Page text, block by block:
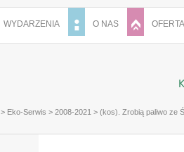
WYDARZENIA O NAS OFERTA
> Eko-Serwis > 2008-2021 > (kos). Zrobią paliwo ze